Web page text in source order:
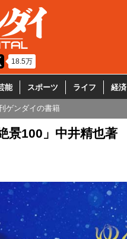
18.5万
能 スポーツ ライフ 経済
ゲンダイの書籍
景100」中井精也著